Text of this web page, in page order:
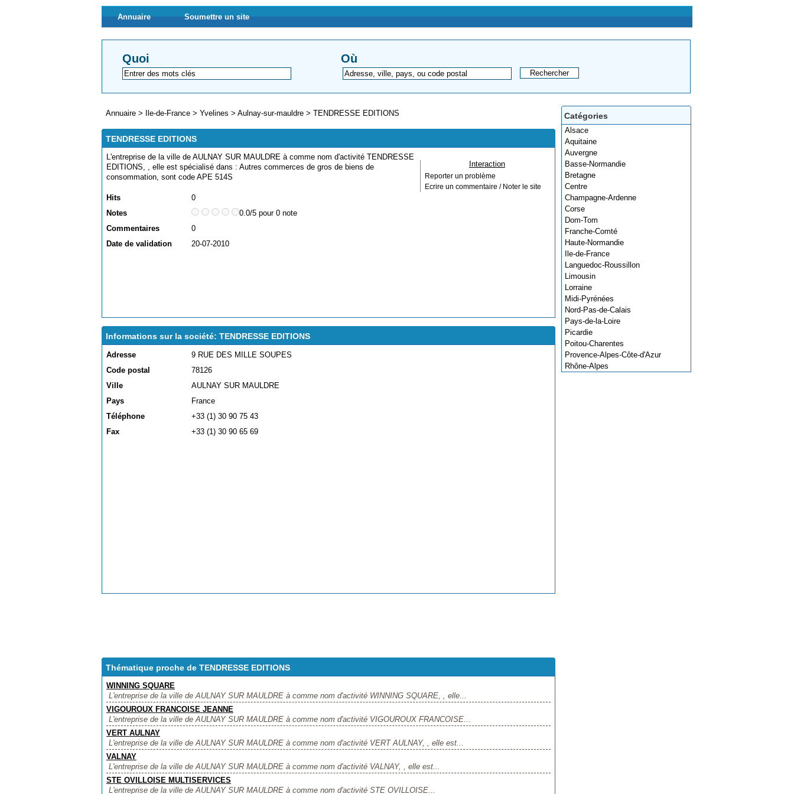
Annuaire Soumettre un site
Quoi Où
Catégories
Alsace
Aquitaine
Auvergne
Basse-Normandie
Bretagne
Centre
Champagne-Ardenne
Corse
Dom-Tom
Franche-Comté
Haute-Normandie
Ile-de-France
Languedoc-Roussillon
Limousin
Lorraine
Midi-Pyrénées
Nord-Pas-de-Calais
Pays-de-la-Loire
Picardie
Poitou-Charentes
Provence-Alpes-Côte-d'Azur
Rhône-Alpes
Annuaire > Ile-de-France > Yvelines > Aulnay-sur-mauldre > TENDRESSE EDITIONS
TENDRESSE EDITIONS
L'entreprise de la ville de AULNAY SUR MAULDRE à comme nom d'activité TENDRESSE
EDITIONS, , elle est spécialisé dans : Autres commerces de gros de biens de
consommation, sont code APE 514S
Hits
0
Notes
0.0/5 pour 0 note
Commentaires
0
Date de validation
20-07-2010
Interaction
Reporter un problème
Ecrire un commentaire / Noter le site
Informations sur la société: TENDRESSE EDITIONS
Adresse
9 RUE DES MILLE SOUPES
Code postal
78126
Ville
AULNAY SUR MAULDRE
Pays
France
Téléphone
+33 (1) 30 90 75 43
Fax
+33 (1) 30 90 65 69
Thématique proche de TENDRESSE EDITIONS
WINNING SQUARE
L'entreprise de la ville de AULNAY SUR MAULDRE à comme nom d'activité WINNING SQUARE, , elle...
VIGOUROUX FRANCOISE JEANNE
L'entreprise de la ville de AULNAY SUR MAULDRE à comme nom d'activité VIGOUROUX FRANCOISE...
VERT AULNAY
L'entreprise de la ville de AULNAY SUR MAULDRE à comme nom d'activité VERT AULNAY, , elle est...
VALNAY
L'entreprise de la ville de AULNAY SUR MAULDRE à comme nom d'activité VALNAY, , elle est...
STE OVILLOISE MULTISERVICES
L'entreprise de la ville de AULNAY SUR MAULDRE à comme nom d'activité STE OVILLOISE...